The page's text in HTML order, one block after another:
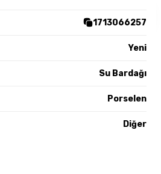
1713066257
Yeni
Su Bardağı
Porselen
Diğer